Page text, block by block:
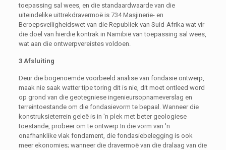
toepassing sal wees, en die standaardwaarde van die
uiteindelike uittrekdravermoë is 734 Masjinerie- en
Beroepsveiligheidswet van die Republiek van Suid-Afrika wat vir
die doel van hierdie kontrak in Namibië van toepassing sal wees,
wat aan die ontwerpvereistes voldoen.
3 Afsluiting
Deur die bogenoemde voorbeeld analise van fondasie ontwerp,
maak nie saak watter tipe toring dit is nie, dit moet ontleed word
op grond van die geotegniese ingenieursopnameverslag en
terreintoestande om die fondasievorm te bepaal. Wanneer die
konstruksieterrein geleë is in 'n plek met beter geologiese
toestande, probeer om te ontwerp In die vorm van 'n
onafhanklike vlak fondament, die fondasiebelegging is ook
meer ekonomies; wanneer die dravermoë van die dralaag van die